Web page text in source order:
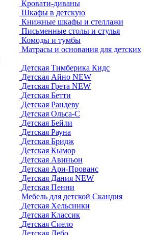
Кровати-диваны
Шкафы в детскую
Книжные шкафы и стеллажи
Письменные столы и стулья
Комоды и тумбы
Матрасы и основания для детских
Детская Тимберика Кидс
Детская Айно NEW
Детская Грета NEW
Детская Бетти
Детская Рандеву
Детская Ольса-С
Детская Бейли
Детская Рауна
Детская Бридж
Детская Кымор
Детская Авиньон
Детская Ари-Прованс
Детская Дания NEW
Детская Пенни
Мебель для детской Скандия
Детская Хельсинки
Детская Классик
Детская Сиело
Детская Лебо